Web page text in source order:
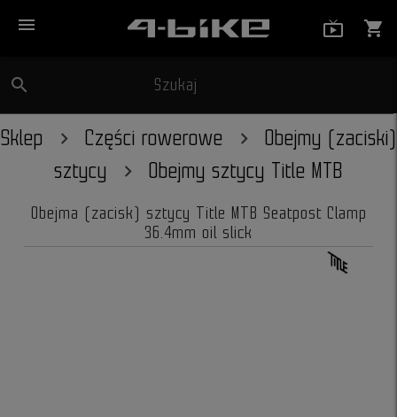
menu shopping_cart
search Szukaj
Sklep Części rowerowe
Obejmy (zaciski)
sztycy
Obejmy sztycy Title MTB
Obejma (zacisk) sztycy Title MTB Seatpost Clamp
36.4mm oil slick